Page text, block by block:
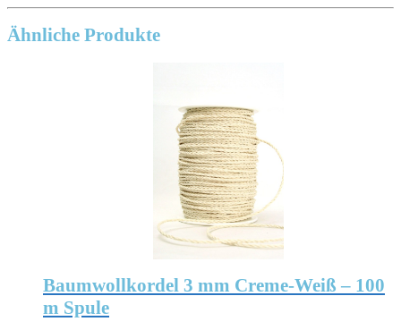
Ähnliche Produkte
Baumwollkordel 3 mm Creme-Weiß – 100
m Spule